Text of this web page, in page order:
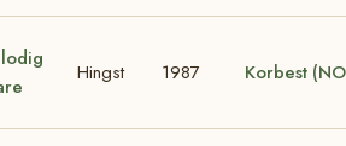
Hingst 1987 Korbest